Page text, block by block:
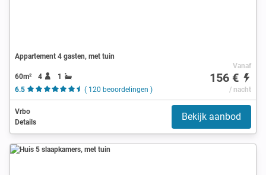
Appartement 4 gasten, met tuin
60m² 4
1
6.5
( 120 beoordelingen )
Vanaf
156 €
/ nacht
Vrbo
Details
Bekijk aanbod